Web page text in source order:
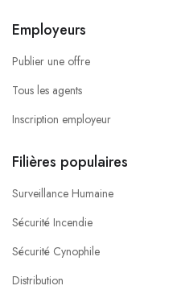
Employeurs
Publier une offre
Tous les agents
Inscription employeur
Filières populaires
Surveillance Humaine
Sécurité Incendie
Sécurité Cynophile
Distribution